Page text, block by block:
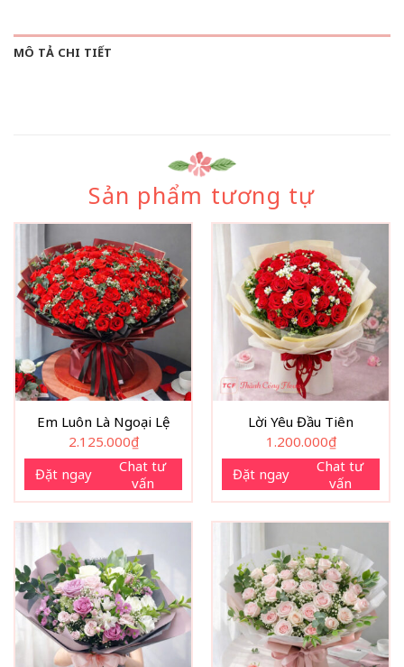
MÔ TẢ CHI TIẾT
Sản phẩm tương tự
Em Luôn Là Ngoại Lệ
2.125.000₫
Đặt ngay
Chat tư
vấn
Lời Yêu Đầu Tiên
1.200.000₫
Đặt ngay
Chat tư
vấn